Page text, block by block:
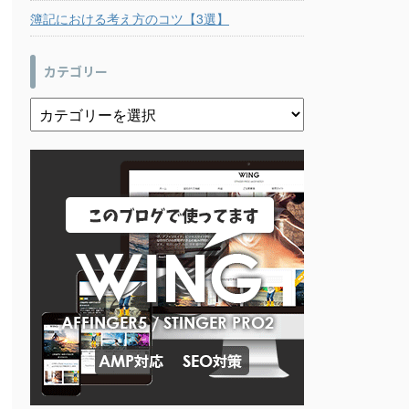
簿記における考え方のコツ【3選】
カテゴリー